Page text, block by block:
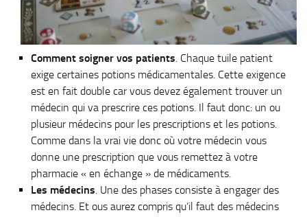
Comment soigner vos patients. Chaque tuile patient
exige certaines potions médicamentales. Cette exigence
est en fait double car vous devez également trouver un
médecin qui va prescrire ces potions. Il faut donc: un ou
plusieur médecins pour les prescriptions et les potions.
Comme dans la vrai vie donc où votre médecin vous
donne une prescription que vous remettez à votre
pharmacie « en échange » de médicaments.
Les médecins. Une des phases consiste à engager des
médecins. Et ous aurez compris qu’il faut des médecins